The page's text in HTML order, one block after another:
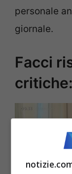
personale
giornale.
Facci